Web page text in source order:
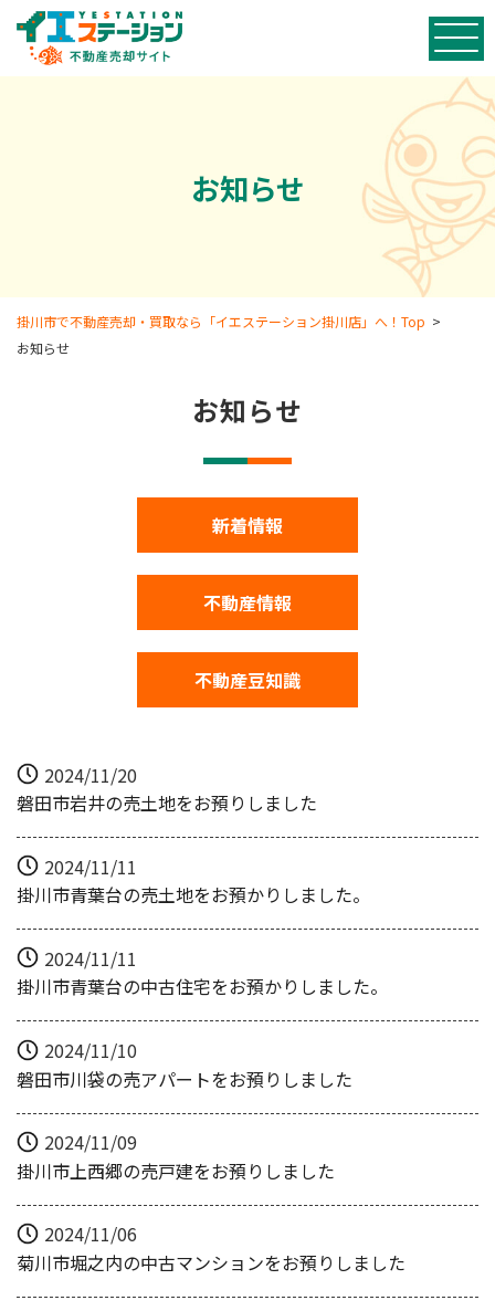
お知らせ
掛川市で不動産売却・買取なら「イエステーション掛川店」へ！Top >
お知らせ
お知らせ
新着情報
不動産情報
不動産豆知識
2024/11/20
磐田市岩井の売土地をお預りしました
2024/11/11
掛川市青葉台の売土地をお預かりしました。
2024/11/11
掛川市青葉台の中古住宅をお預かりしました。
2024/11/10
磐田市川袋の売アパートをお預りしました
2024/11/09
掛川市上西郷の売戸建をお預りしました
2024/11/06
菊川市堀之内の中古マンションをお預りしました